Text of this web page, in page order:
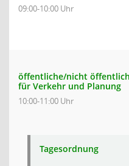
09:00-10:00 Uhr
öffentliche/nicht
für Verkehr und Planung
10:00-11:00 Uhr
Tagesordnung